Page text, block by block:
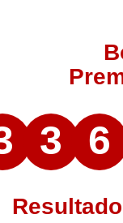
3 6